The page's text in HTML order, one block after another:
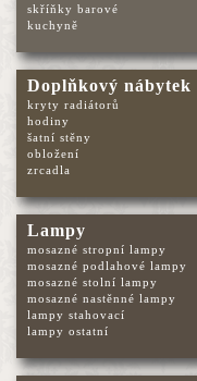
skříňky barové
kuchyně
Doplňkový nábytek
kryty radiátorů
hodiny
šatní stěny
obložení
zrcadla
Lampy
mosazné stropní lampy
mosazné podlahové lampy
mosazné stolní lampy
mosazné nastěnné lampy
lampy stahovací
lampy ostatní